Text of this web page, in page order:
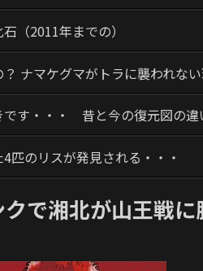
（2011年までの）
ナマケグマがトラに襲われな
です・・・ 昔と今の復元図の違
匹のリスが発見される・・・
クで湘北が山王戦